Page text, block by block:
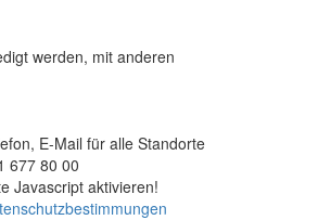
werden, mit anderen
E-Mail für alle Standorte
677 80 00
Javascript aktivieren!